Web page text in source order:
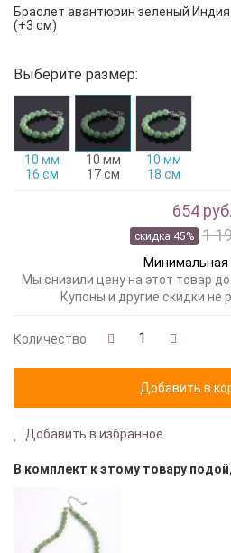
Браслет авантюрин зеленый
(+3 см)
Выберите размер:
10 мм
16 см
10 мм
17 см
10 мм
18 см
654 руб.
скидка 45% 1
Минимальная
Мы снизили цену на этот товар
Купоны и другие скидки не
Количество
Добавить в избранное
В комплект к этому товару